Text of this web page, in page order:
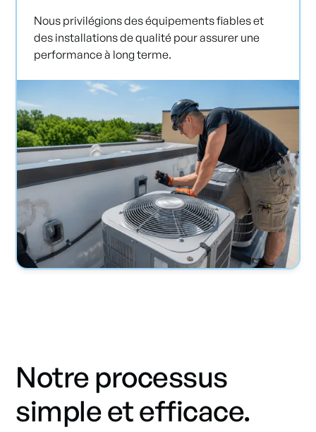
Nous privilégions des équipements fiables et
des installations de qualité pour assurer une
performance à long terme.
Notre processus
simple et efficace.